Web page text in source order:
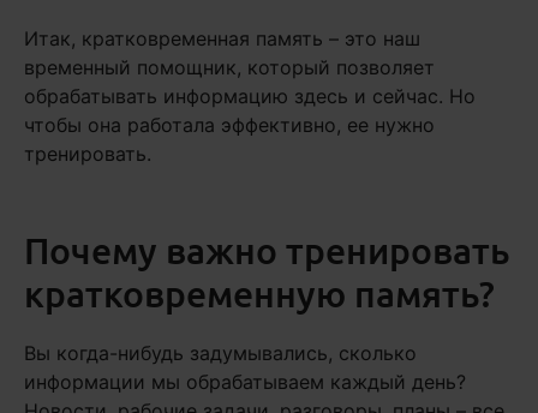
Итак, кратковременная память – это наш
временный помощник, который позволяет
обрабатывать информацию здесь и сейчас. Но
чтобы она работала эффективно, ее нужно
тренировать.
Почему важно тренировать
кратковременную память?
Вы когда-нибудь задумывались, сколько
информации мы обрабатываем каждый день?